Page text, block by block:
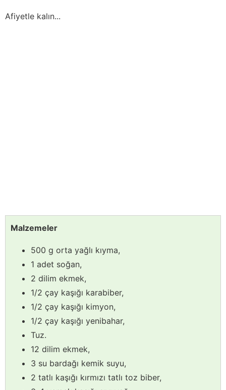
Afiyetle kalın...
Malzemeler
500 g orta yağlı kıyma,
1 adet soğan,
2 dilim ekmek,
1/2 çay kaşığı karabiber,
1/2 çay kaşığı kimyon,
1/2 çay kaşığı yenibahar,
Tuz.
12 dilim ekmek,
3 su bardağı kemik suyu,
2 tatlı kaşığı kırmızı tatlı toz biber,